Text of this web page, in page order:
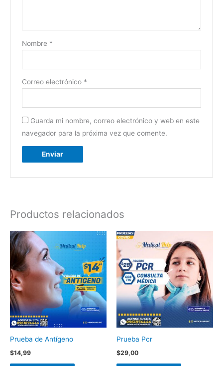
Nombre *
Correo electrónico *
Guarda mi nombre, correo electrónico y web en este
navegador para la próxima vez que comente.
Productos relacionados
Prueba de Antígeno
$14,99
Prueba Pcr
$29,00